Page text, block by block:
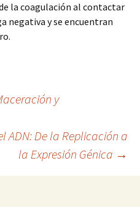
la coagulación al contactar
negativa y se encuentran
y
ADN: De la Replicación a
la Expresión Génica →